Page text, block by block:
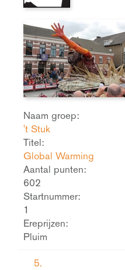
Naam groep:
't Stuk
Titel:
Global Warming
Aantal punten:
602
Startnummer:
1
Ereprijzen:
Pluim
5.